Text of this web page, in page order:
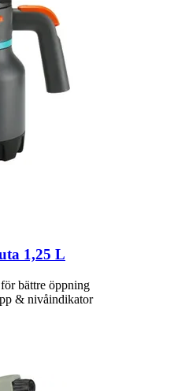
1,25 L
bättre öppning
& nivåindikator